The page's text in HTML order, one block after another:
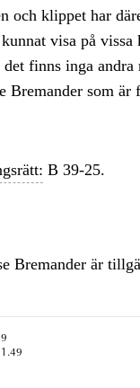
och klippet har
visa på
finns inga andra
Bremander som är
B 39-25.
Bremander är